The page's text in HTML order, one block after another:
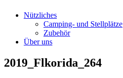
Nützliches
Camping- und Stellplätze
Zubehör
Über uns
2019_Flkorida_264